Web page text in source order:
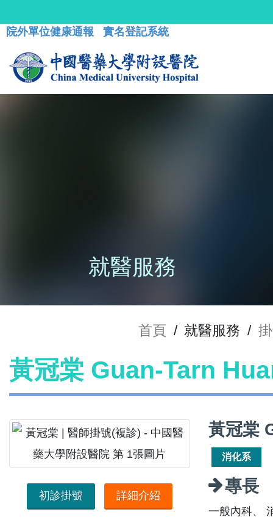
院外單位健康通報 實名登記系統
就醫服務
首頁 / 就醫服務 /
黃冠棠 Guan-Tarn
初診掛號 詳細介紹
黃冠棠
消化系
專長
一般內科、